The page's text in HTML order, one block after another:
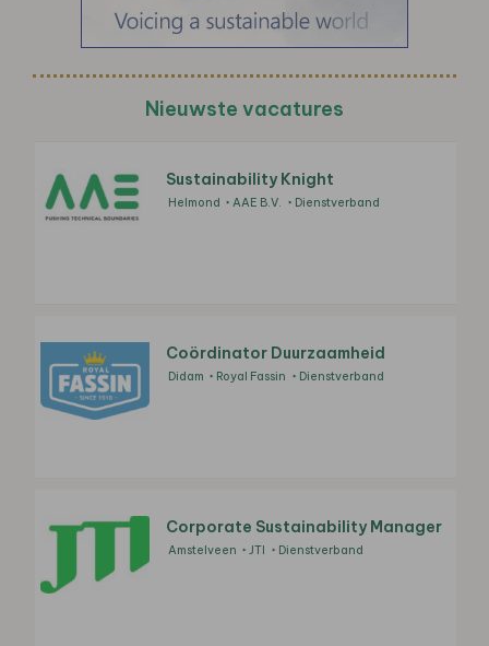
Nieuwste vacatures
Sustainability Knight
Helmond AAE B.V. Dienstverband
Coördinator Duurzaamheid
Didam Royal Fassin Dienstverband
Corporate Sustainability Manager
Amstelveen JTI Dienstverband